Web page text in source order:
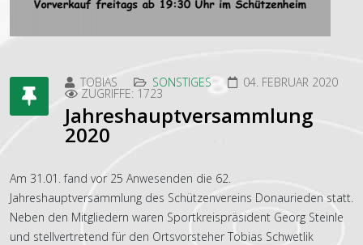
TOBIAS SONSTIGES 04. FEBRUAR 2020
ZUGRIFFE: 1723
Jahreshauptversammlung
2020
Am 31.01. fand vor 25 Anwesenden die 62.
Jahreshauptversammlung des Schützenvereins Donaurieden statt.
Neben den Mitgliedern waren Sportkreispräsident Georg Steinle
und stellvertretend für den Ortsvorsteher Tobias Schwetlik